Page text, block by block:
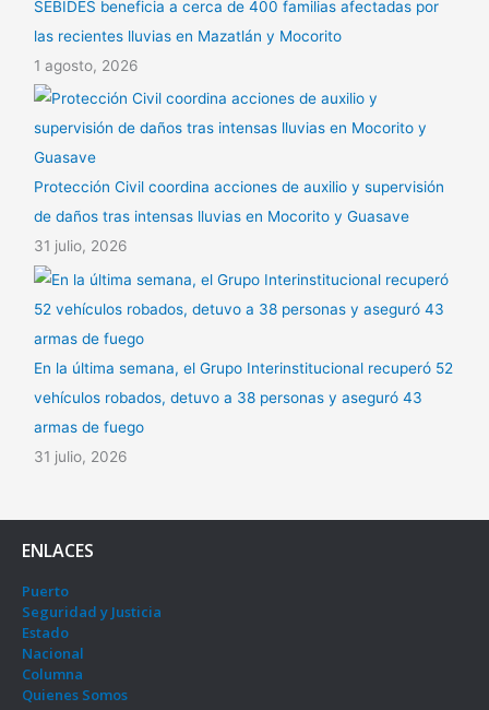
SEBIDES beneficia a cerca de 400 familias afectadas por
las recientes lluvias en Mazatlán y Mocorito
1 agosto, 2026
Protección Civil coordina acciones de auxilio y supervisión
de daños tras intensas lluvias en Mocorito y Guasave
31 julio, 2026
En la última semana, el Grupo Interinstitucional recuperó 52
vehículos robados, detuvo a 38 personas y aseguró 43
armas de fuego
31 julio, 2026
ENLACES
Puerto
Seguridad y Justicia
Estado
Nacional
Columna
Quienes Somos